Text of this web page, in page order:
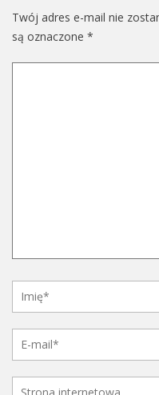
Twój adres e-mail nie
są oznaczone *